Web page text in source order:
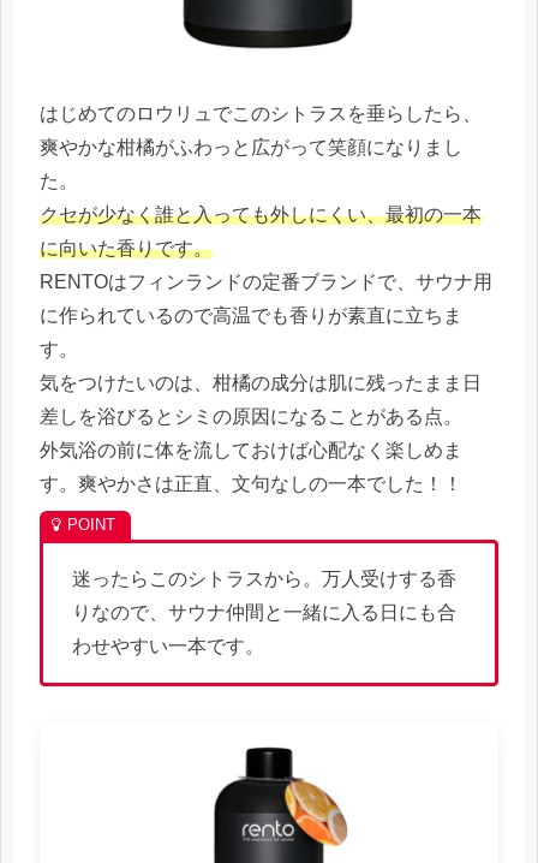
はじめてのロウリュでこのシトラスを垂らしたら、
爽やかな柑橘がふわっと広がって笑顔になりまし
た。
クセが少なく誰と入っても外しにくい、最初の一本
に向いた香りです。
RENTOはフィンランドの定番ブランドで、サウナ用
に作られているので高温でも香りが素直に立ちま
す。
気をつけたいのは、柑橘の成分は肌に残ったまま日
差しを浴びるとシミの原因になることがある点。
外気浴の前に体を流しておけば心配なく楽しめま
す。爽やかさは正直、文句なしの一本でした！！
迷ったらこのシトラスから。万人受けする香
りなので、サウナ仲間と一緒に入る日にも合
わせやすい一本です。